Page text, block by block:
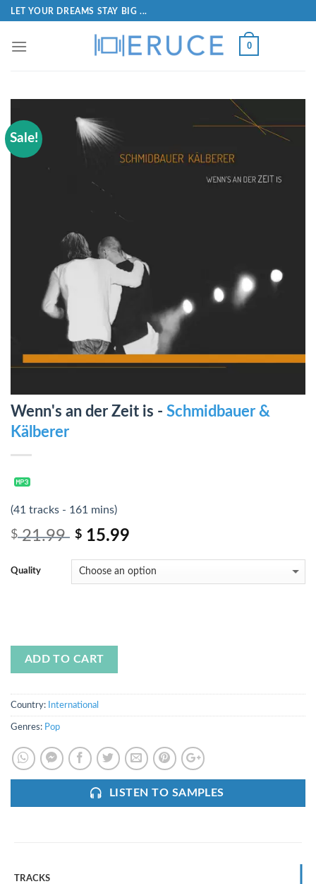
LET YOUR DREAMS STAY BIG ...
0
Sale!
Wenn's an der Zeit is - Schmidbauer &
Kälberer
(41 tracks - 161 mins)
$21.99 $ 15.99
Quality
ADD TO CART
Country: International
Genres: Pop
LISTEN TO SAMPLES
TRACKS